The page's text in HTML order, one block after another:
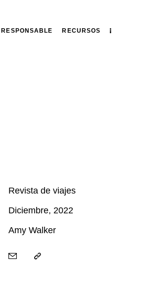
RECURSOS
Revista de viajes
Diciembre, 2022
Amy Walker